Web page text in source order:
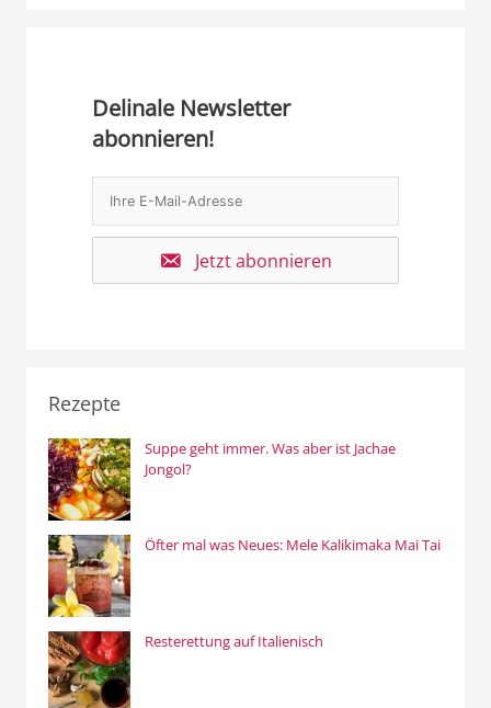
Delinale Newsletter
abonnieren!
Jetzt abonnieren
Rezepte
Suppe geht immer. Was aber ist Jachae
Jongol?
Öfter mal was Neues: Mele Kalikimaka Mai Tai
Resterettung auf Italienisch